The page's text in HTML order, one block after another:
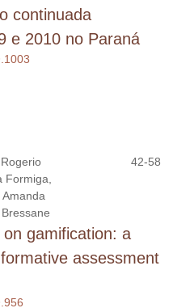
continuada
e 2010 no Paraná
Formiga,
42-58
gamification: a
assessment